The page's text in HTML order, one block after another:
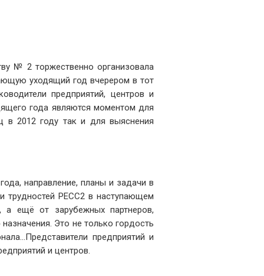
№ 2 торжественно организовала
уходящий год вчерером в тот
предприятий, центров и
года являются моментом для
в 2012 году так и для выяснения
направление, планы и задачи в
PECC2 в наступающем
а ещё от зарубежных партнеров,
Это не только гордость
предприятий и
и центров.